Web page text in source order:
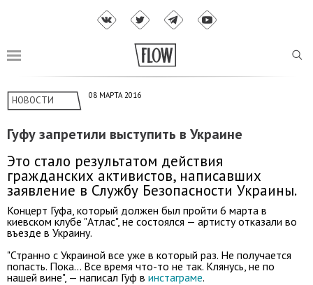
НОВОСТИ 08 МАРТА 2016
Гуфу запретили выступить в Украине
Это стало результатом действия
гражданских активистов, написавших
заявление в Службу Безопасности Украины.
Концерт Гуфа, который должен был пройти 6 марта в
киевском клубе "Атлас", не состоялся — артисту отказали во
въезде в Украину.
"Странно с Украиной все уже в который раз. Не получается
попасть. Пока… Все время что-то не так. Клянусь, не по
нашей вине", — написал Гуф в инстаграме.